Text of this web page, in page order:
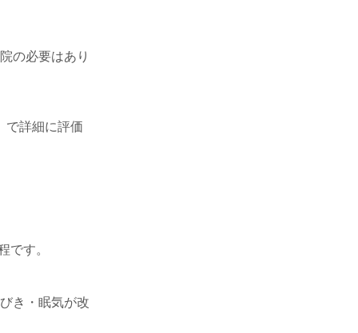
の必要はあり
で詳細に評価
です。
き・眠気が改